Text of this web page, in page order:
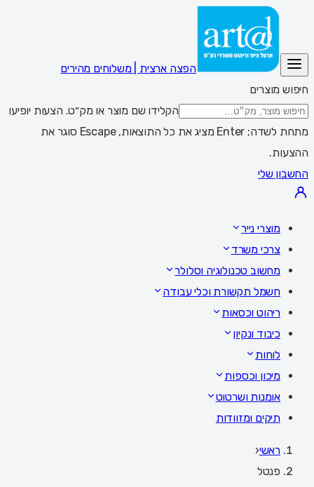
הפצה ארצית | משלוחים מהירים
חיפוש מוצרים
הקלידו שם מוצר או מק״ט. הצעות יופיעו
מתחת לשדה; Enter מציג את כל התוצאות, Escape סוגר את
ההצעות.
החשבון שלי
מוצרי נייר
צרכי משרד
מחשוב טכנולוגיה וסלולר
חשמל תקשורת וכלי עבודה
ריהוט וכסאות
כיבוד ונקיון
לוחות
מיכון וכספות
אומנות ושרטוט
תיקים ומזוודות
ראשי‹
פנטל